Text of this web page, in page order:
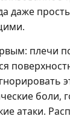
даже
плечи
боли,
атаки.